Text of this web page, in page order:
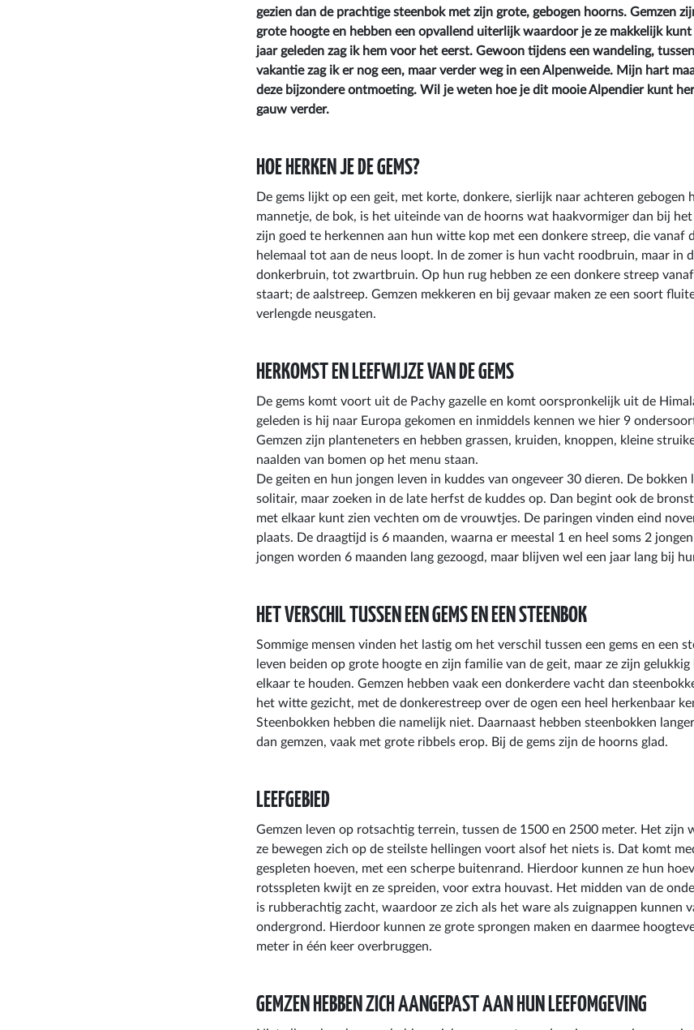
gezien dan de prachtige steenbok met zijn grote, gebogen hoorns. Gemzen
grote hoogte en hebben een opvallend uiterlijk waardoor je ze makkelijk kunt
jaar geleden zag ik hem voor het eerst. Gewoon tijdens een wandeling,
vakantie zag ik er nog een, maar verder weg in een Alpenweide. Mijn hart
deze bijzondere ontmoeting. Wil je weten hoe je dit mooie Alpendier kunt
gauw verder.
HOE HERKEN JE DE GEMS?
De gems lijkt op een geit, met korte, donkere, sierlijk naar achteren gebogen
mannetje, de bok, is het uiteinde van de hoorns wat haakvormiger dan bij
zijn goed te herkennen aan hun witte kop met een donkere streep, die vanaf
helemaal tot aan de neus loopt. In de zomer is hun vacht roodbruin, maar in
donkerbruin, tot zwartbruin. Op hun rug hebben ze een donkere streep
staart; de aalstreep. Gemzen mekkeren en bij gevaar maken ze een soort
verlengde neusgaten.
HERKOMST EN LEEFWIJZE VAN DE GEMS
De gems komt voort uit de Pachy gazelle en komt oorspronkelijk uit de
geleden is hij naar Europa gekomen en inmiddels kennen we hier 9
Gemzen zijn planteneters en hebben grassen, kruiden, knoppen, kleine
naalden van bomen op het menu staan.
De geiten en hun jongen leven in kuddes van ongeveer 30 dieren. De bokken
solitair, maar zoeken in de late herfst de kuddes op. Dan begint ook de
met elkaar kunt zien vechten om de vrouwtjes. De paringen vinden eind
plaats. De draagtijd is 6 maanden, waarna er meestal 1 en heel soms 2
jongen worden 6 maanden lang gezoogd, maar blijven wel een jaar lang bij
HET VERSCHIL TUSSEN EEN GEMS EN EEN STEENBOK
Sommige mensen vinden het lastig om het verschil tussen een gems en een
leven beiden op grote hoogte en zijn familie van de geit, maar ze zijn
elkaar te houden. Gemzen hebben vaak een donkerdere vacht dan
het witte gezicht, met de donkerestreep over de ogen een heel herkenbaar
Steenbokken hebben die namelijk niet. Daarnaast hebben steenbokken
dan gemzen, vaak met grote ribbels erop. Bij de gems zijn de hoorns glad.
LEEFGEBIED
Gemzen leven op rotsachtig terrein, tussen de 1500 en 2500 meter. Het zijn
ze bewegen zich op de steilste hellingen voort alsof het niets is. Dat komt
gespleten hoeven, met een scherpe buitenrand. Hierdoor kunnen ze hun
rotsspleten kwijt en ze spreiden, voor extra houvast. Het midden van de
is rubberachtig zacht, waardoor ze zich als het ware als zuignappen kunnen
ondergrond. Hierdoor kunnen ze grote sprongen maken en daarmee
meter in één keer overbruggen.
GEMZEN HEBBEN ZICH AANGEPAST AAN HUN LEEFOMGEVING